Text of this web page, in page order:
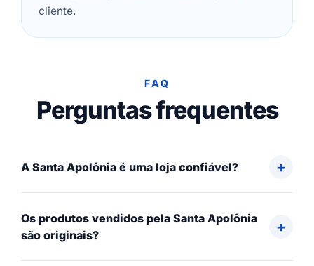
cliente.
FAQ
Perguntas frequentes
A Santa Apolônia é uma loja confiável?
Os produtos vendidos pela Santa Apolônia
são originais?